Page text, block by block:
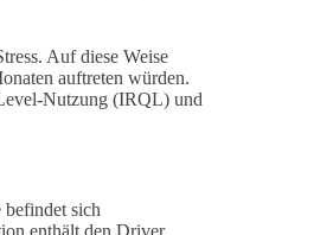
Auf diese Weise
auftreten würden.
Nutzung (IRQL) und
sich
enthält den Driver